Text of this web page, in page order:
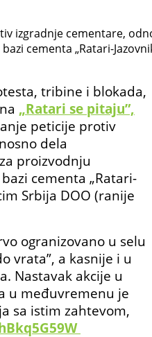
izgradnje cementare,
cementa „Ratari-
tribine i blokada,
„Ratari se pitaju”,
peticije protiv
dela
proizvodnju
cementa „Ratari-
Srbija DOO (ranije
ogranizovano u selu
vrata”, a kasnije i u
Nastavak akcije u
u međuvremenu je
sa istim zahtevom,